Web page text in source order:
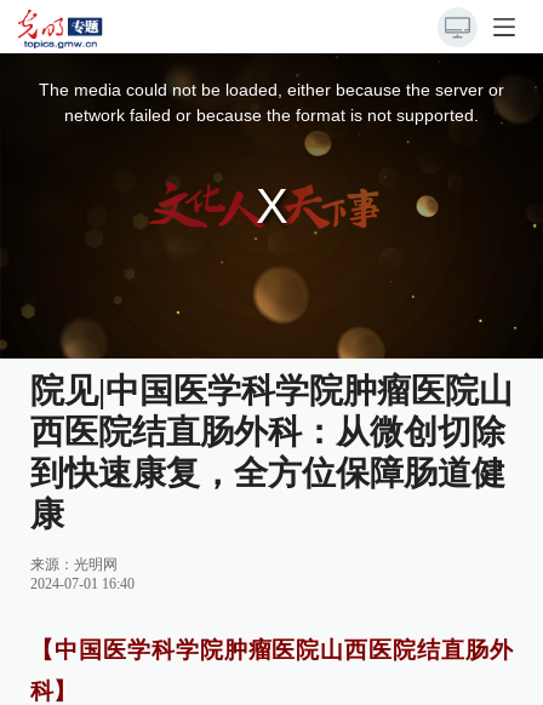
The media could not be loaded, either because the server or
network failed or because the format is not supported.
院见|中国医学科学院肿瘤医院山
西医院结直肠外科：从微创切除
到快速康复，全方位保障肠道健
康
来源： 光明网
2024-07-01 16:40
【中国医学科学院肿瘤医院山西医院结直肠外
科】